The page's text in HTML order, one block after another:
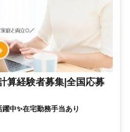
算経験者募集|全国応募
中✨在宅勤務手当あり